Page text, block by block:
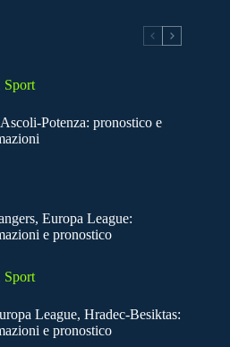
Sport
Potenza: pronostico e
Europa League:
e pronostico
Sport
League, Hradec-Besiktas:
e pronostico